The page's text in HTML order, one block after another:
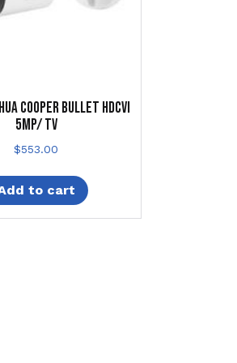
COOPER BULLET HDCVI
5MP/ TV
$553.00
to cart